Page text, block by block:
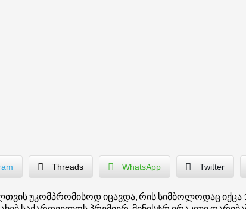
Threads WhatsApp Twitter
უკომპრომისოდ იცავდა, რის სიმბოლოდაც